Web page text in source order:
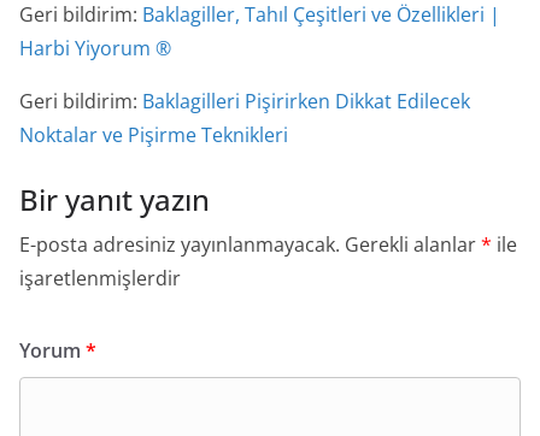
Geri bildirim: Baklagiller, Tahıl Çeşitleri ve Özellikleri |
Harbi Yiyorum ®
Geri bildirim: Baklagilleri Pişirirken Dikkat Edilecek
Noktalar ve Pişirme Teknikleri
Bir yanıt yazın
E-posta adresiniz yayınlanmayacak. Gerekli alanlar* ile
işaretlenmişlerdir
Yorum *